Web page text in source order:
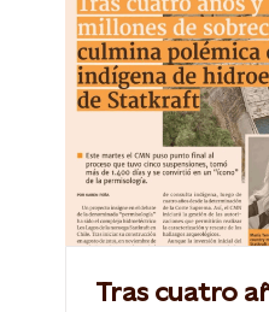
Tras cuatro